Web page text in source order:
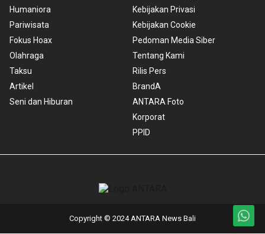
Humaniora
Pariwisata
Fokus Hoax
Olahraga
Taksu
Artikel
Seni dan Hiburan
Kebijakan Privasi
Kebijakan Cookie
Pedoman Media Siber
Tentang Kami
Rilis Pers
BrandA
ANTARA Foto
Korporat
PPID
Copyright © 2024 ANTARA News Bali